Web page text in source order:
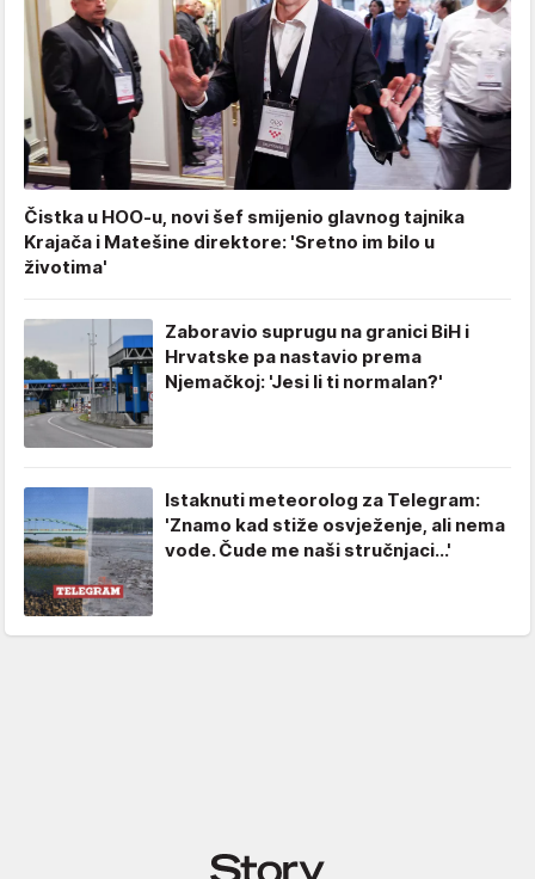
Čistka u HOO-u, novi šef smijenio glavnog tajnika
Krajača i Matešine direktore: 'Sretno im bilo u
životima'
Zaboravio suprugu na granici BiH i
Hrvatske pa nastavio prema
Njemačkoj: 'Jesi li ti normalan?'
Istaknuti meteorolog za Telegram:
'Znamo kad stiže osvježenje, ali nema
vode. Čude me naši stručnjaci...'